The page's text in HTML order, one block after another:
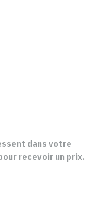
dans votre
recevoir un prix.